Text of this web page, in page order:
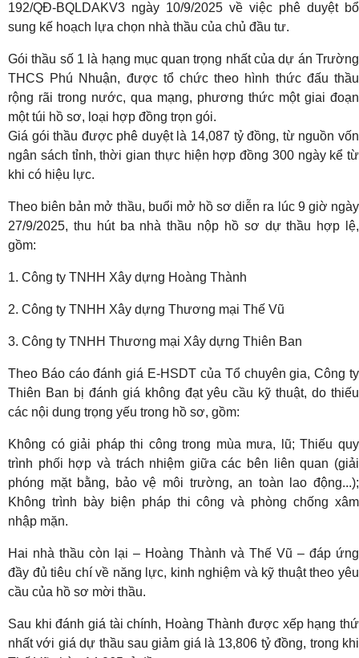
192/QĐ-BQLDAKV3 ngày 10/9/2025 về việc phê duyệt bổ
sung kế hoạch lựa chọn nhà thầu của chủ đầu tư.
Gói thầu số 1 là hạng mục quan trọng nhất của dự án Trường
THCS Phú Nhuận, được tổ chức theo hình thức đấu thầu
rộng rãi trong nước, qua mạng, phương thức một giai đoạn
một túi hồ sơ, loại hợp đồng trọn gói.
Giá gói thầu được phê duyệt là 14,087 tỷ đồng, từ nguồn vốn
ngân sách tỉnh, thời gian thực hiện hợp đồng 300 ngày kể từ
khi có hiệu lực.
Theo biên bản mở thầu, buổi mở hồ sơ diễn ra lúc 9 giờ ngày
27/9/2025, thu hút ba nhà thầu nộp hồ sơ dự thầu hợp lệ,
gồm:
1. Công ty TNHH Xây dựng Hoàng Thành
2. Công ty TNHH Xây dựng Thương mại Thế Vũ
3. Công ty TNHH Thương mại Xây dựng Thiên Ban
Theo Báo cáo đánh giá E-HSDT của Tổ chuyên gia, Công ty
Thiên Ban bị đánh giá không đạt yêu cầu kỹ thuật, do thiếu
các nội dung trọng yếu trong hồ sơ, gồm:
Không có giải pháp thi công trong mùa mưa, lũ; Thiếu quy
trình phối hợp và trách nhiệm giữa các bên liên quan (giải
phóng mặt bằng, bảo vệ môi trường, an toàn lao động...);
Không trình bày biện pháp thi công và phòng chống xâm
nhập mặn.
Hai nhà thầu còn lại – Hoàng Thành và Thế Vũ – đáp ứng
đầy đủ tiêu chí về năng lực, kinh nghiệm và kỹ thuật theo yêu
cầu của hồ sơ mời thầu.
Sau khi đánh giá tài chính, Hoàng Thành được xếp hạng thứ
nhất với giá dự thầu sau giảm giá là 13,806 tỷ đồng, trong khi